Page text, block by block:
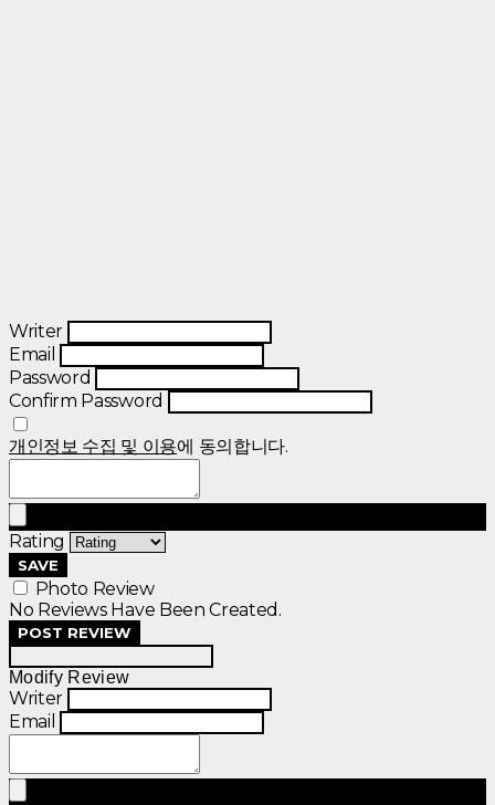
Writer
Email
Password
Confirm Password
개인정보 수집 및 이용에 동의합니다.
Rating
SAVE
Photo Review
No Reviews Have Been Created.
POST REVIEW
Modify Review
Writer
Email